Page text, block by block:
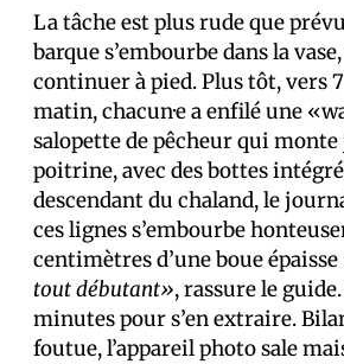
La tâche est plus rude que
barque s’embourbe dans la
continuer à pied. Plus tôt, vers
matin, chacun·e a enfilé une
salopette de pêcheur qui monte
poitrine, avec des bottes
descendant du chaland, le
ces lignes s’embourbe
centimètres d’une boue épaisse
tout débutant», rassure le
minutes pour s’en extraire.
foutue, l’appareil photo sale